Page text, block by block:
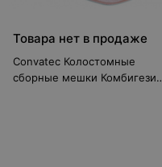
Товара нет в продаже
Convatec Колостомные
сборные мешки Комбигезив